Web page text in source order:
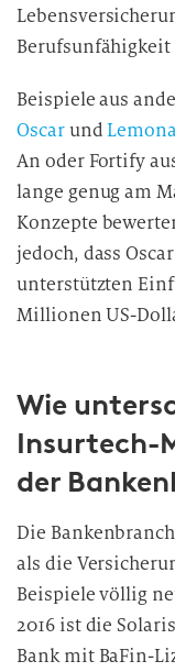
Beispiele aus
Oscarund
An oder Fortify
lange genug am
Konzepte
jedoch, dass
unterstützten
Millionen US-
Wie
Insurtech-
der
Die
als die
Beispiele völlig
2016 ist die
Bank mit BaFin-